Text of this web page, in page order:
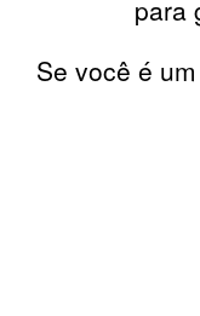
para
Se você é um